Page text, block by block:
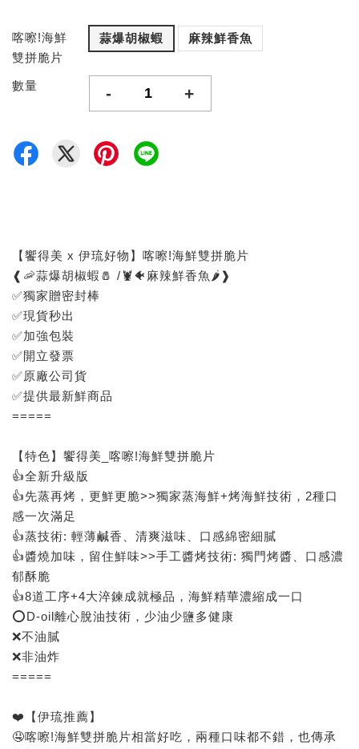
喀嚓!海鮮
雙拼脆片
蒜爆胡椒蝦 麻辣鮮香魚
數量 - +
【饗得美 x 伊琉好物】喀嚓!海鮮雙拼脆片
❰🦐蒜爆胡椒蝦🧂 /🦞🐠麻辣鮮香魚🌶️❱
✅獨家贈密封棒
✅現貨秒出
✅加強包裝
✅開立發票
✅原廠公司貨
✅提供最新鮮商品
=====
【特色】饗得美_喀嚓!海鮮雙拼脆片
👍全新升級版
👍先蒸再烤，更鮮更脆>>獨家蒸海鮮+烤海鮮技術，2種口
感一次滿足
👍蒸技術: 輕薄鹹香、清爽滋味、口感綿密細膩
👍醬燒加味，留住鮮味>>手工醬烤技術: 獨門烤醬、口感濃
郁酥脆
👍8道工序+4大淬鍊成就極品，海鮮精華濃縮成一口
⭕D-oil離心脫油技術，少油少鹽多健康
❌不油膩
❌非油炸
=====
❤️【伊琉推薦】
🤤喀嚓!海鮮雙拼脆片相當好吃，兩種口味都不錯，也傳承